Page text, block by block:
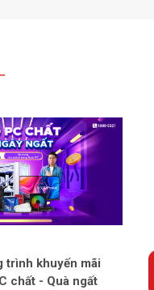
trình khuyến mãi
chất - Quà ngất